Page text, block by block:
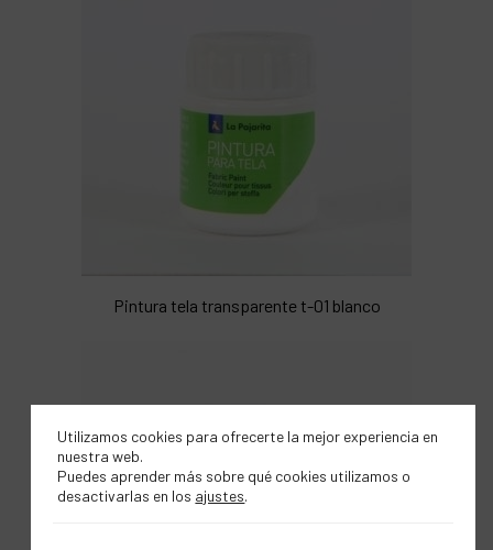
Pintura tela transparente t-01 blanco
Utilizamos cookies para ofrecerte la mejor experiencia en
nuestra web.
Puedes aprender más sobre qué cookies utilizamos o
desactivarlas en los ajustes.